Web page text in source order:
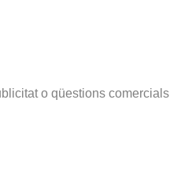
o qüestions comercials